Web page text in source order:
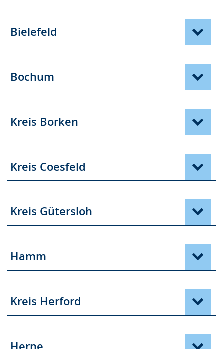
Bielefeld
Bochum
Kreis Borken
Kreis Coesfeld
Kreis Gütersloh
Hamm
Kreis Herford